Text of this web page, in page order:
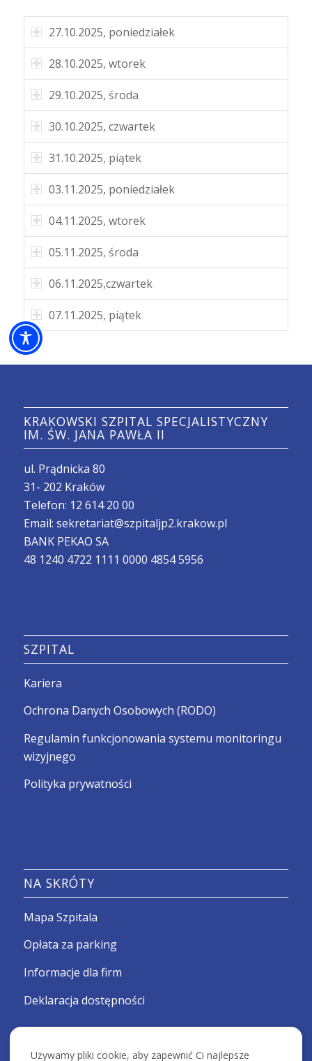
27.10.2025, poniedziałek
28.10.2025, wtorek
29.10.2025, środa
30.10.2025, czwartek
31.10.2025, piątek
03.11.2025, poniedziałek
04.11.2025, wtorek
05.11.2025, środa
06.11.2025,czwartek
07.11.2025, piątek
KRAKOWSKI SZPITAL SPECJALISTYCZNY
IM. ŚW. JANA PAWŁA II
ul. Prądnicka 80
31- 202 Kraków
Telefon: 12 614 20 00
Email: sekretariat@szpitaljp2.krakow.pl
BANK PEKAO SA
48 1240 4722 1111 0000 4854 5956
SZPITAL
Kariera
Ochrona Danych Osobowych (RODO)
Regulamin funkcjonowania systemu monitoringu
wizyjnego
Polityka prywatności
NA SKRÓTY
Mapa Szpitala
Opłata za parking
Informacje dla firm
Deklaracja dostępności
Używamy pliki cookie, aby zapewnić Ci najlepsze